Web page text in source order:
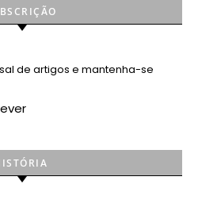
de artigos e mantenha-se